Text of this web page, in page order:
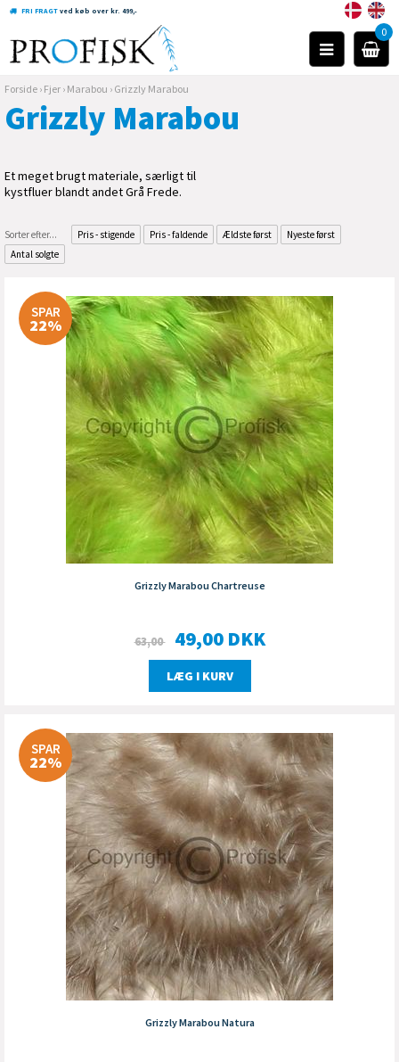
FRI FRAGT ved køb over kr. 499,-
0
Forside › Fjer › Marabou › Grizzly Marabou
Grizzly Marabou
Et meget brugt materiale, særligt til
kystfluer blandt andet Grå Frede.
Sorter efter... Pris - stigende Pris - faldende Ældste først
Nyeste først
Antal solgte
SPAR
22%
Grizzly Marabou Chartreuse
63,00 49,00 DKK
LÆG I KURV
SPAR
22%
Grizzly Marabou Natura